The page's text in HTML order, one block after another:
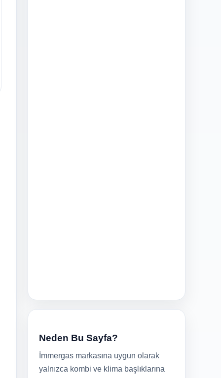
Neden Bu Sayfa?
İmmergas markasına uygun olarak
yalnızca kombi ve klima başlıklarına